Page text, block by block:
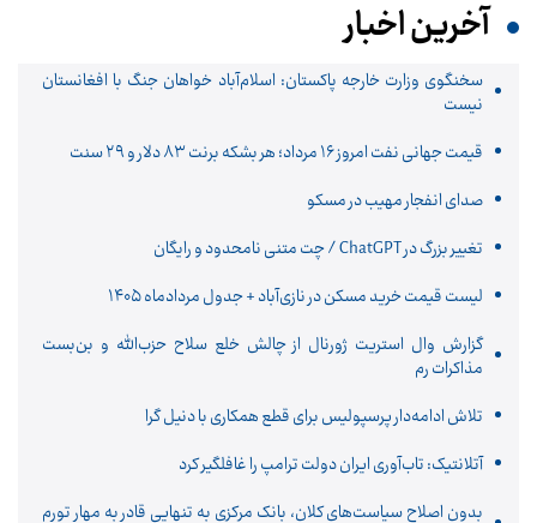
آخرین اخبار
سخنگوی وزارت خارجه پاکستان: اسلام‌آباد خواهان جنگ با افغانستان
نیست
قیمت جهانی نفت امروز ۱۶ مرداد؛ هر بشکه برنت ۸۳ دلار و ۲۹ سنت
صدای انفجار مهیب در مسکو
تغییر بزرگ در ChatGPT / چت متنی نامحدود و رایگان
لیست قیمت خرید مسکن در نازی‌آباد + جدول مردادماه ۱۴۰۵
گزارش وال استریت ژورنال از چالش خلع سلاح حزب‌الله و بن‌بست
مذاکرات رم
تلاش ادامه‌دار پرسپولیس برای قطع همکاری با دنیل گرا
آتلانتیک: تاب‌آوری ایران دولت ترامپ را غافلگیر کرد
بدون اصلاح سیاست‌های کلان، بانک مرکزی به تنهایی قادر به مهار تورم